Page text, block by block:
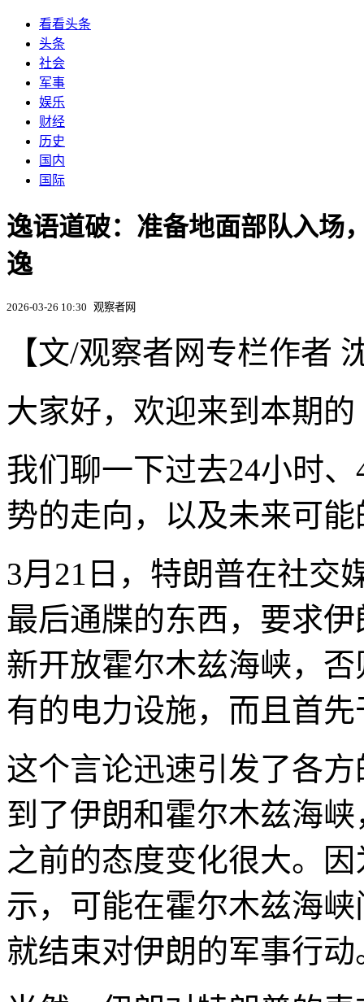
看看头条
头条
社会
军事
娱乐
财经
历史
国内
国际
逸语道破：准备地面部队入场
逸
2026-03-26 10:30 观察者网
【文/观察者网专栏作者
大家好，欢迎来到本期
我们聊一下过去24小时
势的走向，以及未来可
3月21日，特朗普在社交
最后通牒的东西，要求
新开放霍尔木兹海峡，
有的电力设施，而且首
这个言论迅速引发了各
到了伊朗和霍尔木兹海
之前的态度变化很大。
示，可能在霍尔木兹海
就结束对伊朗的军事行动